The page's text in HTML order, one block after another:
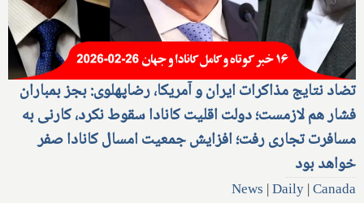
تضاد نتایج مذاکرات ایران و آمریکا، رضاپهلوی: بجز بمباران
فشار هم لازمست؛ دولت اقلیت کانادا سقوط نکرد، کارنی به
مسافرت تجاری رفت؛ افزایش جمعیت امسال کانادا صفر
خواهد بود
News |Daily|Canada